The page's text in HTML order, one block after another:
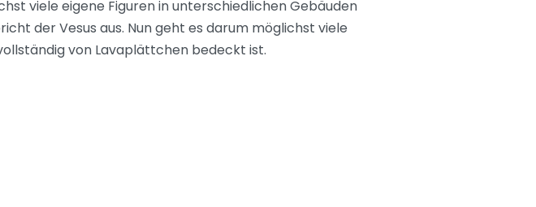
viele eigene Figuren in unterschiedlichen Gebäuden
der Vesus aus. Nun geht es darum möglichst viele
von Lavaplättchen bedeckt ist.